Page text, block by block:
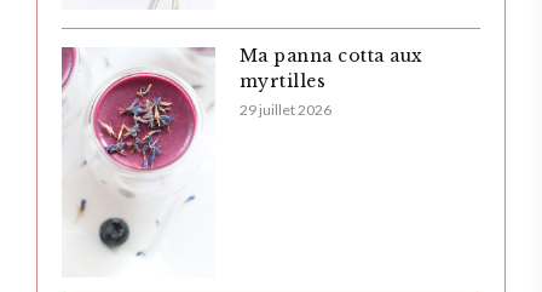
Ma panna cotta aux
myrtilles
29 juillet 2026